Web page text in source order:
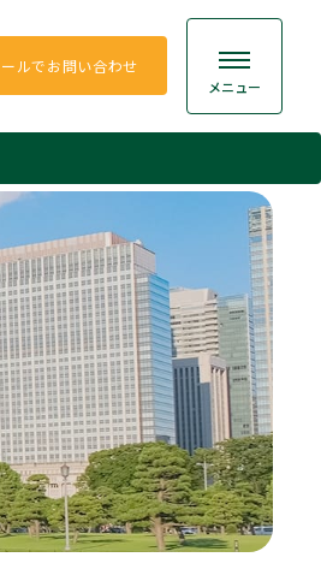
ールでお問い合わせ
メニュー
お客様の声
よくあるご質問
お問い合わせ
介